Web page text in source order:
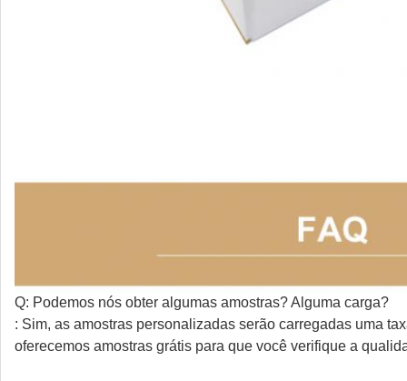
Q: Podemos nós obter algumas amostras? Alguma carga?
: Sim, as amostras personalizadas serão carregadas uma
oferecemos amostras grátis para que você verifique a